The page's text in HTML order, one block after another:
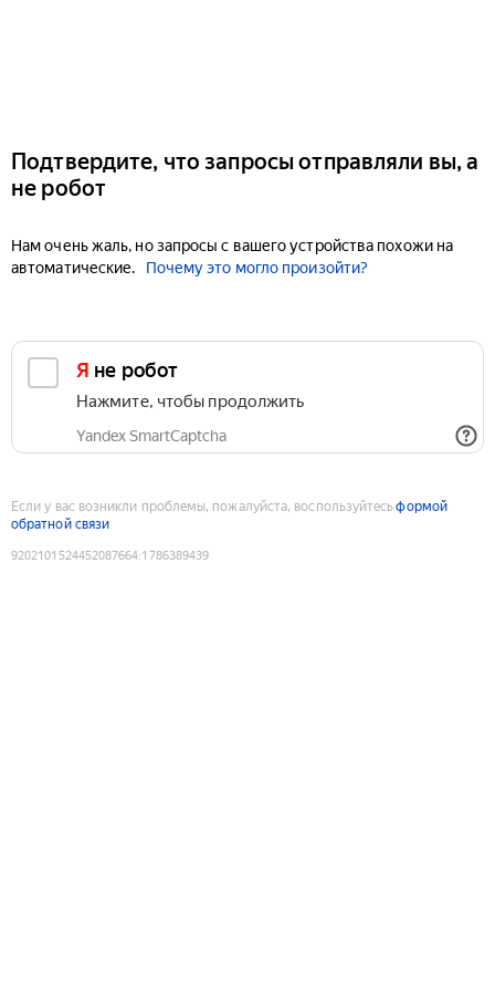
Подтвердите, что запросы отправляли вы, а
не робот
Нам очень жаль, но запросы с вашего устройства похожи на
автоматические.
Почему это могло произойти?
Я не робот
Нажмите, чтобы продолжить
Yandex SmartCaptcha
Если у вас возникли проблемы, пожалуйста, воспользуйтесьформой
обратной связи
9202101524452087664:1786389439